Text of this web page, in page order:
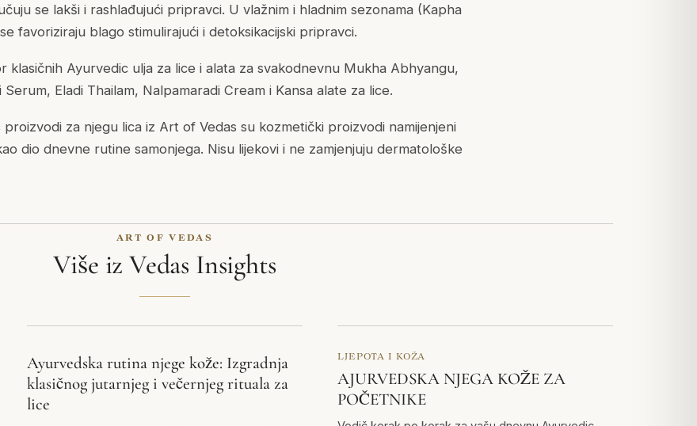
se lakši i rashlađujući pripravci. U vlažnim i hladnim sezonama (Kapha
favoriziraju blago stimulirajući i detoksikacijski pripravci.
klasičnih Ayurvedic ulja za lice i alata za svakodnevnu Mukha Abhyangu,
Serum, Eladi Thailam, Nalpamaradi Cream i Kansa alate za lice.
za njegu lica iz Art of Vedas su kozmetički proizvodi namijenjeni
dio dnevne rutine samonjega. Nisu lijekovi i ne zamjenjuju dermatološke
ART OF VEDAS
Više iz Vedas Insights
Ayurvedska rutina njege kože: Izgradnja
klasičnog jutarnjeg i večernjeg rituala za
lice
LJEPOTA I KOŽA
AJURVEDSKA NJEGA KOŽE ZA
POČETNIKE